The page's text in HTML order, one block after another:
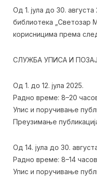
Од 1. јула до 30.
библиотека „Светозар
корисницима према
СЛУЖБА УПИСА И
Од 1. до 12. јула 2025.
Радно време: 8–20
Упис и поручивање
Преузимање
Од 14. јула до 30.
Радно време: 8–14
Упис и поручивање